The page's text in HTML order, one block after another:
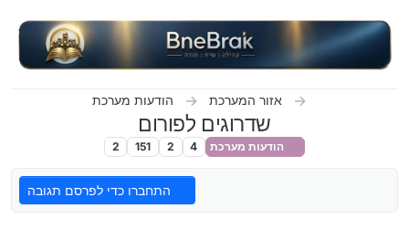
אזור המערכת הודעות מערכת
שדרוגים לפורום
הודעות מערכת 4
2
151
2
התחברו כדי לפרסם תגובה